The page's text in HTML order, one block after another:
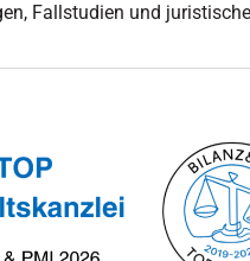
Fallstudien und